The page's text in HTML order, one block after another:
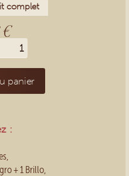
complet
:
+ 1 Brillo,
panier